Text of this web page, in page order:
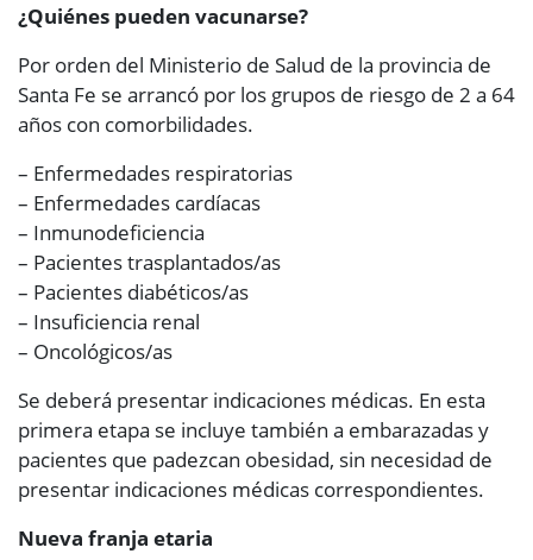
¿Quiénes pueden vacunarse?
Por orden del Ministerio de Salud de la provincia de
Santa Fe se arrancó por los grupos de riesgo de 2 a 64
años con comorbilidades.
– Enfermedades respiratorias
– Enfermedades cardíacas
– Inmunodeficiencia
– Pacientes trasplantados/as
– Pacientes diabéticos/as
– Insuficiencia renal
– Oncológicos/as
Se deberá presentar indicaciones médicas. En esta
primera etapa se incluye también a embarazadas y
pacientes que padezcan obesidad, sin necesidad de
presentar indicaciones médicas correspondientes.
Nueva franja etaria